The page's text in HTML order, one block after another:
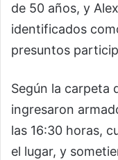
de 50 años, y
identificados
presuntos
Según la carpeta
ingresaron
las 16:30 horas,
el lugar, y